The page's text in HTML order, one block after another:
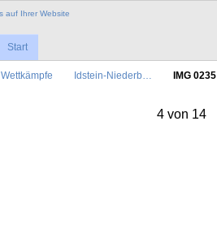
Start
Wettkämpfe Idstein-Niederb… IMG 0235
4 von 14